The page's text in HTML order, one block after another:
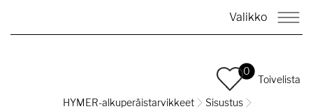
Valikko
0
Toivelista
HYMER-alkuperäistarvikkeet
Sisustus